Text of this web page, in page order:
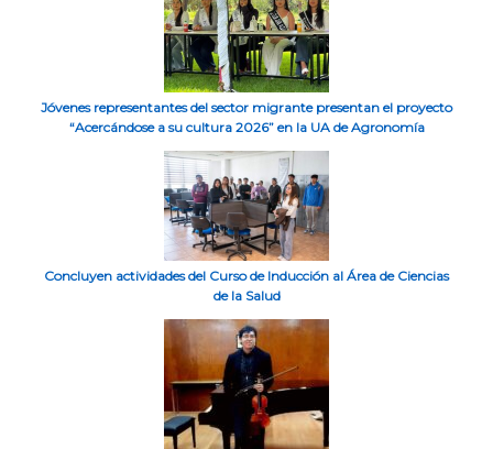
Jóvenes representantes del sector migrante presentan el proyecto
“Acercándose a su cultura 2026” en la UA de Agronomía
Concluyen actividades del Curso de Inducción al Área de Ciencias
de la Salud